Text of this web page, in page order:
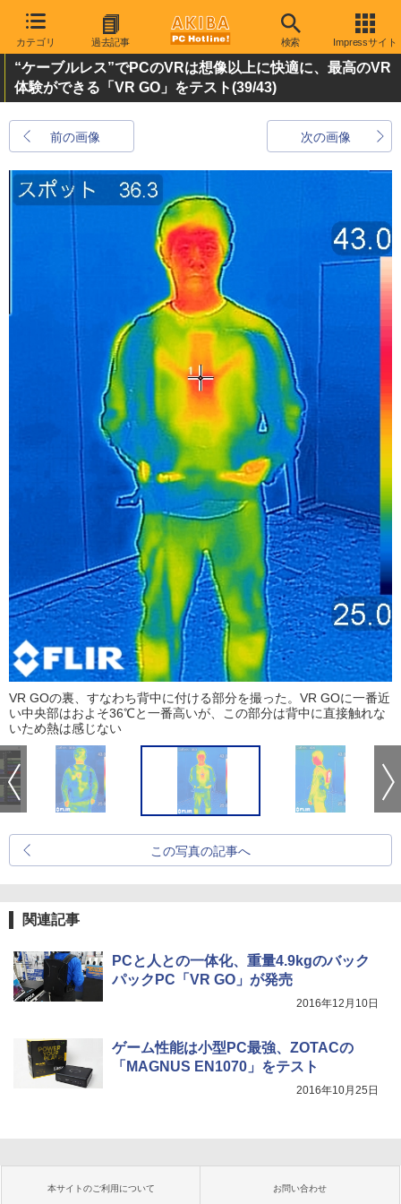
カテゴリ 過去記事 検索 Impressサイト
“ケーブルレス”でPCのVRは想像以上に快適に、最高のVR
体験ができる「VR GO」をテスト(39/43)
前の画像 次の画像
VR GOの裏、すなわち背中に付ける部分を撮った。VR GOに一番近
い中央部はおよそ36℃と一番高いが、この部分は背中に直接触れな
いため熱は感じない
この写真の記事へ
関連記事
PCと人との一体化、重量4.9kgのバック
パックPC「VR GO」が発売
2016年12月10日
ゲーム性能は小型PC最強、ZOTACの
「MAGNUS EN1070」をテスト
2016年10月25日
本サイトのご利用について お問い合わせ